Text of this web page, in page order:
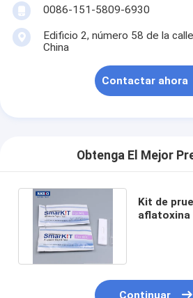
0086-151-5809-6930
Edificio 2, número 58 de la
China
Contactar ahora
Obtenga El Mejor
Kit de
aflatoxina
Continuar